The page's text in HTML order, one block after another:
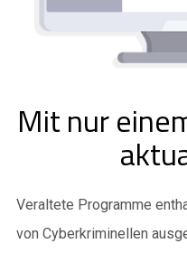
Mit nur
Veraltete Programme
von Cyberkriminellen